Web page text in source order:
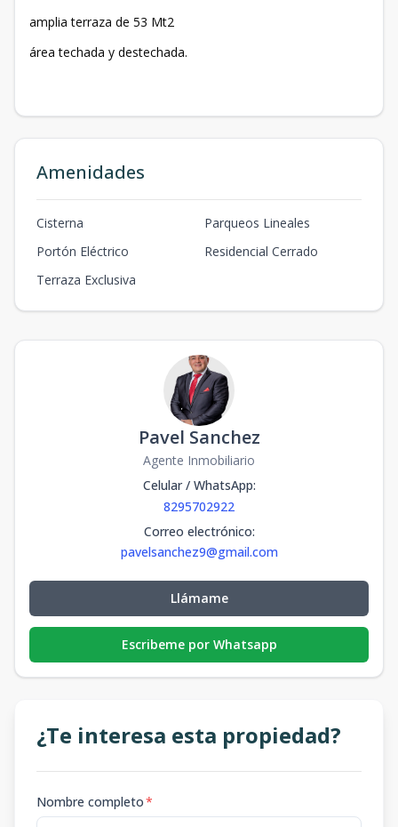
amplia terraza de 53 Mt2
área techada y destechada.
Amenidades
Cisterna
Parqueos Lineales
Portón Eléctrico
Residencial Cerrado
Terraza Exclusiva
Pavel Sanchez
Agente Inmobiliario
Celular / WhatsApp:
8295702922
Correo electrónico:
pavelsanchez9@gmail.com
Llámame
Escribeme por Whatsapp
¿Te interesa esta propiedad?
Nombre completo*